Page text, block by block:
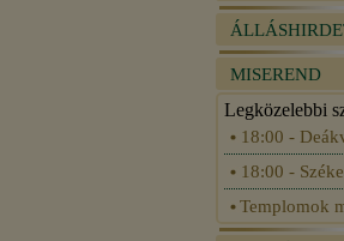
MISEREND
Legközelebbi
18:00 -
18:00 -
Templomok